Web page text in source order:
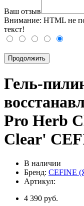
Ваш отзыв
Внимание: HTML не
текст!
Продолжить
Гель-
Pro Herb
Clear'
В наличии
Бренд: CEFINE
Артикул:
4 390 руб.